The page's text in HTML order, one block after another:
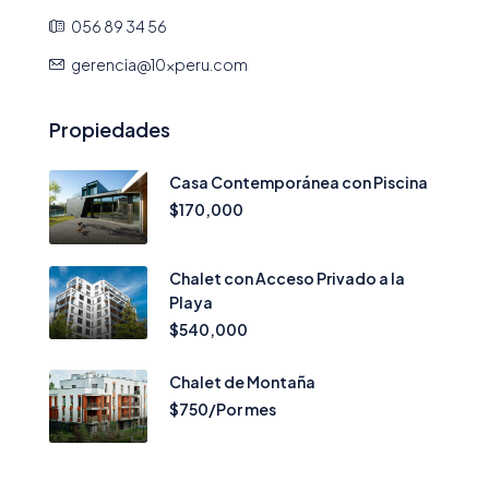
056 89 34 56
gerencia@10xperu.com
Propiedades
Casa Contemporánea con Piscina
$170,000
Chalet con Acceso Privado a la
Playa
$540,000
Chalet de Montaña
$750/Por mes